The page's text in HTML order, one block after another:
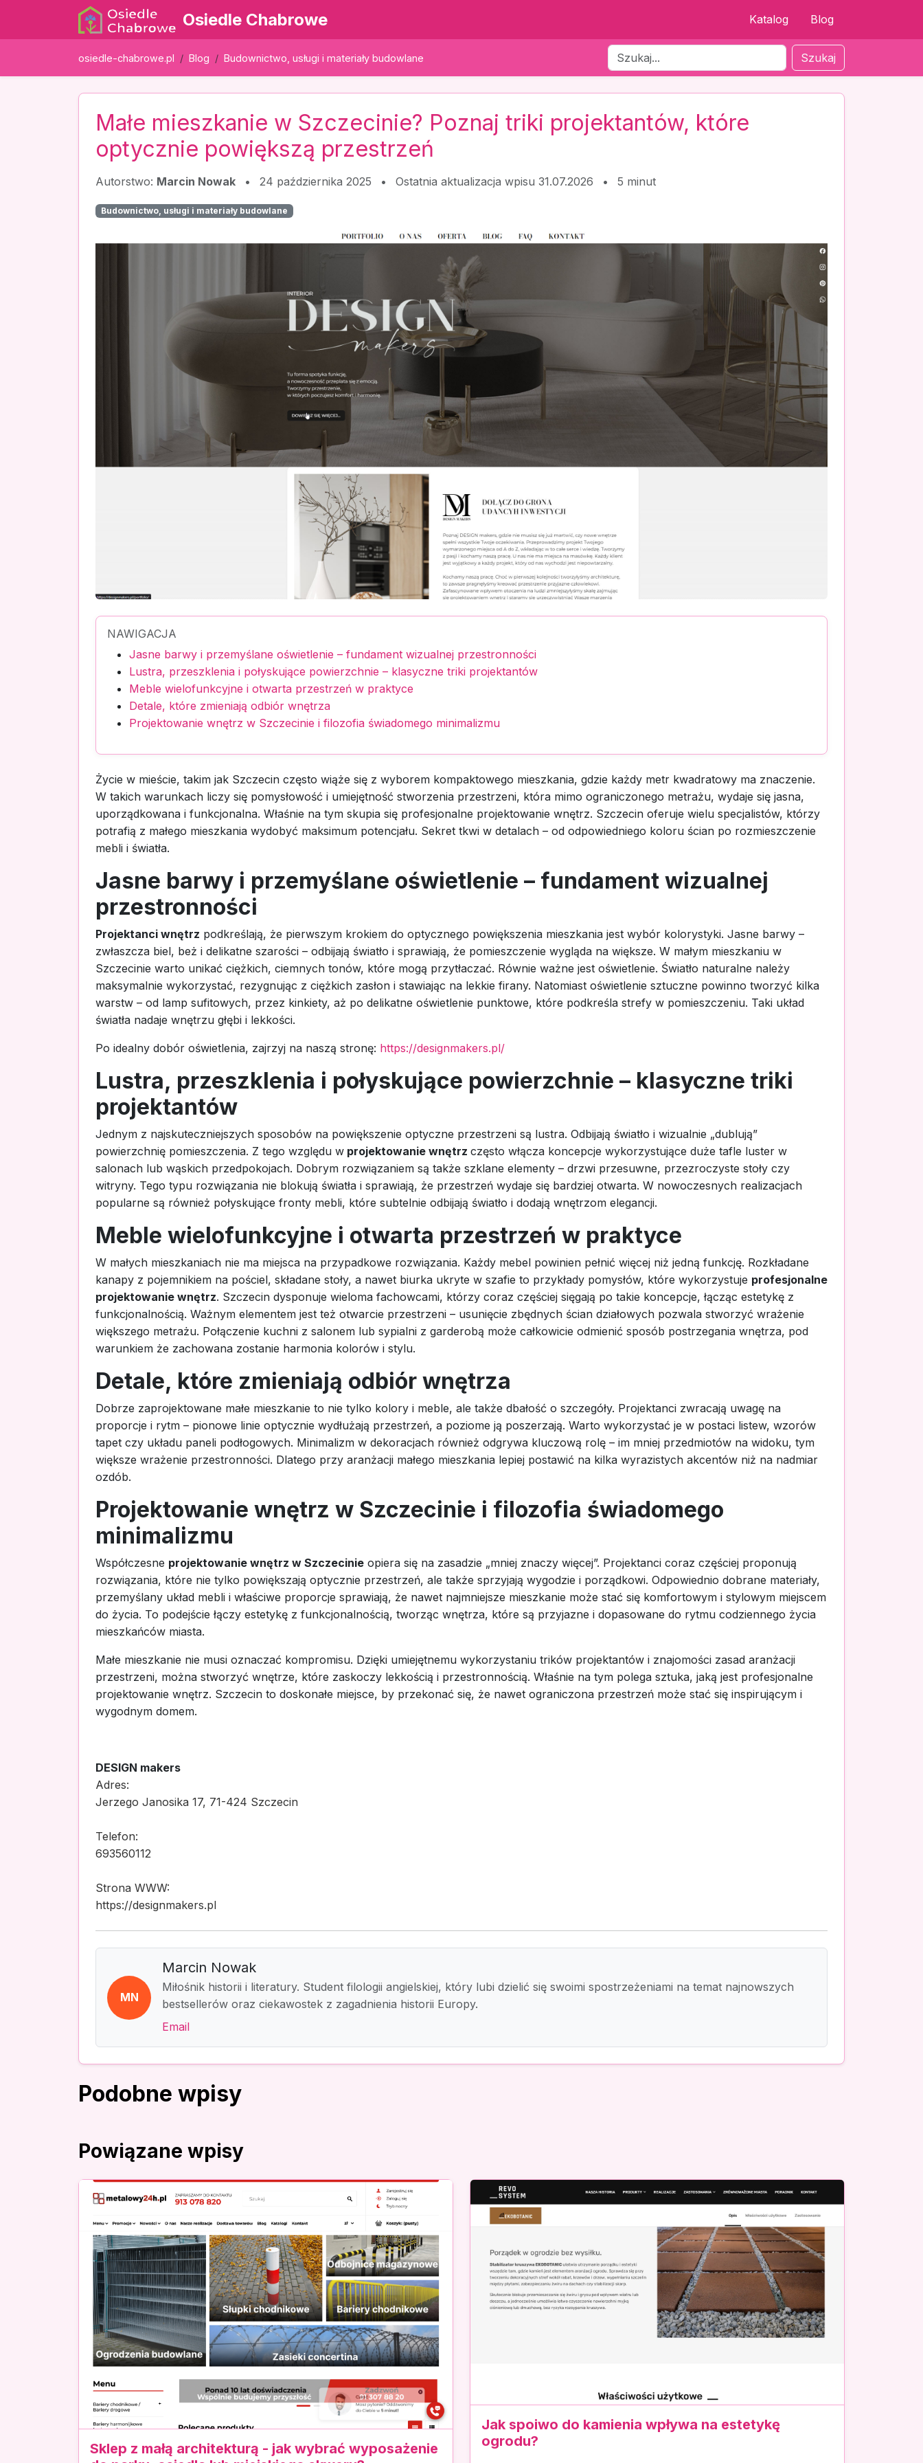
Osiedle Chabrowe Katalog Blog
osiedle-chabrowe.pl Blog Budownictwo, usługi i materiały budowlane Szukaj
Małe mieszkanie w Szczecinie? Poznaj triki projektantów, które
optycznie powiększą przestrzeń
Autorstwo: Marcin Nowak • 24 października 2025 • Ostatnia aktualizacja wpisu 31.07.2026 • 5 minut
Budownictwo, usługi i materiały budowlane
NAWIGACJA
Jasne barwy i przemyślane oświetlenie – fundament wizualnej przestronności
Lustra, przeszklenia i połyskujące powierzchnie – klasyczne triki projektantów
Meble wielofunkcyjne i otwarta przestrzeń w praktyce
Detale, które zmieniają odbiór wnętrza
Projektowanie wnętrz w Szczecinie i filozofia świadomego minimalizmu
Życie w mieście, takim jak Szczecin często wiąże się z wyborem kompaktowego mieszkania, gdzie każdy metr kwadratowy ma znaczenie.
W takich warunkach liczy się pomysłowość i umiejętność stworzenia przestrzeni, która mimo ograniczonego metrażu, wydaje się jasna,
uporządkowana i funkcjonalna. Właśnie na tym skupia się profesjonalne projektowanie wnętrz. Szczecin oferuje wielu specjalistów, którzy
potrafią z małego mieszkania wydobyć maksimum potencjału. Sekret tkwi w detalach – od odpowiedniego koloru ścian po rozmieszczenie
mebli i światła.
Jasne barwy i przemyślane oświetlenie – fundament wizualnej
przestronności
Projektanci wnętrz podkreślają, że pierwszym krokiem do optycznego powiększenia mieszkania jest wybór kolorystyki. Jasne barwy –
zwłaszcza biel, beż i delikatne szarości – odbijają światło i sprawiają, że pomieszczenie wygląda na większe. W małym mieszkaniu w
Szczecinie warto unikać ciężkich, ciemnych tonów, które mogą przytłaczać. Równie ważne jest oświetlenie. Światło naturalne należy
maksymalnie wykorzystać, rezygnując z ciężkich zasłon i stawiając na lekkie firany. Natomiast oświetlenie sztuczne powinno tworzyć kilka
warstw – od lamp sufitowych, przez kinkiety, aż po delikatne oświetlenie punktowe, które podkreśla strefy w pomieszczeniu. Taki układ
światła nadaje wnętrzu głębi i lekkości.
Po idealny dobór oświetlenia, zajrzyj na naszą stronę: https://designmakers.pl/
Lustra, przeszklenia i połyskujące powierzchnie – klasyczne triki
projektantów
Jednym z najskuteczniejszych sposobów na powiększenie optyczne przestrzeni są lustra. Odbijają światło i wizualnie „dublują”
powierzchnię pomieszczenia. Z tego względu w projektowanie wnętrz często włącza koncepcje wykorzystujące duże tafle luster w
salonach lub wąskich przedpokojach. Dobrym rozwiązaniem są także szklane elementy – drzwi przesuwne, przezroczyste stoły czy
witryny. Tego typu rozwiązania nie blokują światła i sprawiają, że przestrzeń wydaje się bardziej otwarta. W nowoczesnych realizacjach
popularne są również połyskujące fronty mebli, które subtelnie odbijają światło i dodają wnętrzom elegancji.
Meble wielofunkcyjne i otwarta przestrzeń w praktyce
W małych mieszkaniach nie ma miejsca na przypadkowe rozwiązania. Każdy mebel powinien pełnić więcej niż jedną funkcję. Rozkładane
kanapy z pojemnikiem na pościel, składane stoły, a nawet biurka ukryte w szafie to przykłady pomysłów, które wykorzystuje profesjonalne
projektowanie wnętrz. Szczecin dysponuje wieloma fachowcami, którzy coraz częściej sięgają po takie koncepcje, łącząc estetykę z
funkcjonalnością. Ważnym elementem jest też otwarcie przestrzeni – usunięcie zbędnych ścian działowych pozwala stworzyć wrażenie
większego metrażu. Połączenie kuchni z salonem lub sypialni z garderobą może całkowicie odmienić sposób postrzegania wnętrza, pod
warunkiem że zachowana zostanie harmonia kolorów i stylu.
Detale, które zmieniają odbiór wnętrza
Dobrze zaprojektowane małe mieszkanie to nie tylko kolory i meble, ale także dbałość o szczegóły. Projektanci zwracają uwagę na
proporcje i rytm – pionowe linie optycznie wydłużają przestrzeń, a poziome ją poszerzają. Warto wykorzystać je w postaci listew, wzorów
tapet czy układu paneli podłogowych. Minimalizm w dekoracjach również odgrywa kluczową rolę – im mniej przedmiotów na widoku, tym
większe wrażenie przestronności. Dlatego przy aranżacji małego mieszkania lepiej postawić na kilka wyrazistych akcentów niż na nadmiar
ozdób.
Projektowanie wnętrz w Szczecinie i filozofia świadomego
minimalizmu
Współczesne projektowanie wnętrz w Szczecinie opiera się na zasadzie „mniej znaczy więcej”. Projektanci coraz częściej proponują
rozwiązania, które nie tylko powiększają optycznie przestrzeń, ale także sprzyjają wygodzie i porządkowi. Odpowiednio dobrane materiały,
przemyślany układ mebli i właściwe proporcje sprawiają, że nawet najmniejsze mieszkanie może stać się komfortowym i stylowym miejscem
do życia. To podejście łączy estetykę z funkcjonalnością, tworząc wnętrza, które są przyjazne i dopasowane do rytmu codziennego życia
mieszkańców miasta.
Małe mieszkanie nie musi oznaczać kompromisu. Dzięki umiejętnemu wykorzystaniu trików projektantów i znajomości zasad aranżacji
przestrzeni, można stworzyć wnętrze, które zaskoczy lekkością i przestronnością. Właśnie na tym polega sztuka, jaką jest profesjonalne
projektowanie wnętrz. Szczecin to doskonałe miejsce, by przekonać się, że nawet ograniczona przestrzeń może stać się inspirującym i
wygodnym domem.
DESIGN makers
Adres:
Jerzego Janosika 17, 71-424 Szczecin
Telefon:
693560112
Strona WWW:
https://designmakers.pl
MN
Marcin Nowak
Miłośnik historii i literatury. Student filologii angielskiej, który lubi dzielić się swoimi spostrzeżeniami na temat najnowszych
bestsellerów oraz ciekawostek z zagadnienia historii Europy.
Email
Podobne wpisy
Powiązane wpisy
Sklep z małą architekturą - jak wybrać wyposażenie
Jak spoiwo do kamienia wpływa na estetykę
ogrodu?